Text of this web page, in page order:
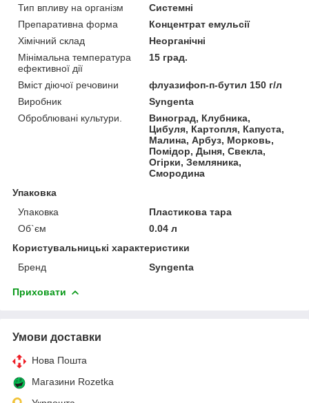
Тип впливу на організм
Системні
Препаративна форма
Концентрат емульсії
Хімічний склад
Неорганічні
Мінімальна температура
ефективної дії
15 град.
Вміст діючої речовини
флуазифоп-п-бутил 150 г/л
Виробник
Syngenta
Оброблювані культури.
Виноград, Клубника,
Цибуля, Картопля, Капуста,
Малина, Арбуз, Морковь,
Помідор, Дыня, Свекла,
Огірки, Земляника,
Смородина
Упаковка
Упаковка
Пластикова тара
Об`єм
0.04 л
Користувальницькі характеристики
Бренд
Syngenta
Приховати
Умови доставки
Нова Пошта
Магазини Rozetka